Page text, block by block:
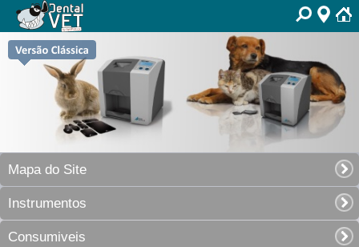
Mapa do Site
Instrumentos
Consumiveis